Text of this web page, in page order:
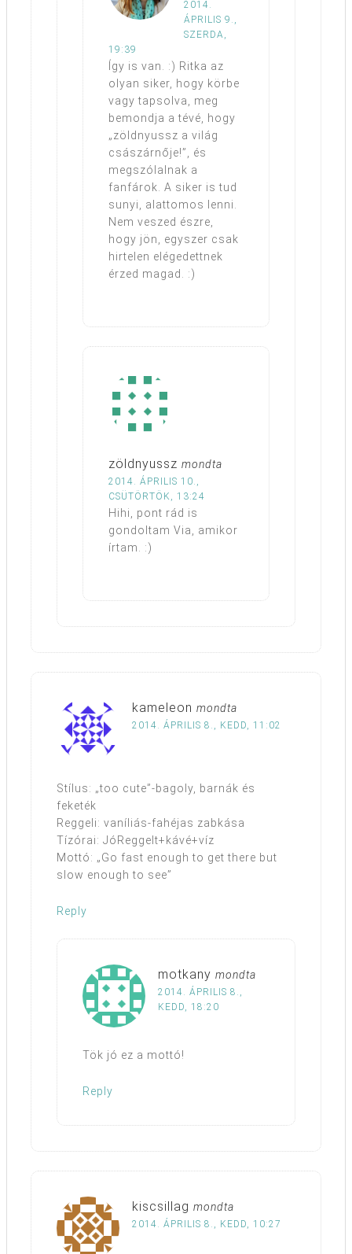
2014.
ÁPRILIS 9.,
SZERDA,
19:39
Így is van. :) Ritka az
olyan siker, hogy körbe
vagy tapsolva, meg
bemondja a tévé, hogy
„zöldnyussz a világ
császárnője!”, és
megszólalnak a
fanfárok. A siker is tud
sunyi, alattomos lenni.
Nem veszed észre,
hogy jön, egyszer csak
hirtelen elégedettnek
érzed magad. :)
zöldnyussz mondta
2014. ÁPRILIS 10.,
CSÜTÖRTÖK, 13:24
Hihi, pont rád is
gondoltam Via, amikor
írtam. :)
kameleon mondta
2014. ÁPRILIS 8., KEDD, 11:02
Stílus: „too cute”-bagoly, barnák és
feketék
Reggeli: vaníliás-fahéjas zabkása
Tízórai: JóReggelt+kávé+víz
Mottó: „Go fast enough to get there but
slow enough to see”
Reply
motkany mondta
2014. ÁPRILIS 8.,
KEDD, 18:20
Tök jó ez a mottó!
Reply
kiscsillag mondta
2014. ÁPRILIS 8., KEDD, 10:27